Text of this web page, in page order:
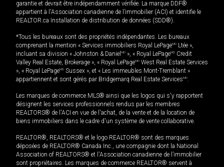
garantie et devrait être indépendamment vérifiée. La marque DDF®
appartient à l'Association canadienne de l’immobilier (ACI) et identifie le
REALTOR.ca Installation de distribution de données (SDD®).
*Tous les bureaux sont des propriétés indépendantes. Les bureaux
comprenant la mention « Services immobiliers Royal LePageMD Ltée »,
incluant sa division « Johnston & Daniel MD », « Royal LePageMD Credit
Valley Real Estate, Brokerage », « Royal LePageMD West Real Estate Services
», « Royal LePageMD Sussex », et « Les immeubles Mont-Tremblant »
appartiennent et sont gérés par Bridgemarq Real Estate ServicesMD
Les marques de commerce MLS® ainsi que les logos qui s'y rapportent
désignent les services professionnels rendus par les membres
REALTORS® de l'ACI en vue de l'achat, de la vente et de la location de
biens immobiliers dans le cadre d'un système de vente collaborative.
REALTOR®, REALTORS® et le logo REALTOR® sont des marques
déposées de REALTOR® Canada Inc., une compagnie dont la National
Association of REALTORS® et l'Association canadienne de l’immobilier
sont propriétaires. Les marques de commerce REALTOR® servent à